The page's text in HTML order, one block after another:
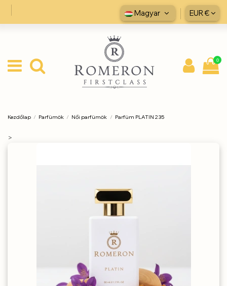
Magyar EUR €
0
Kezdőlap Parfümök Női parfümök Parfüm PLATIN 235
>